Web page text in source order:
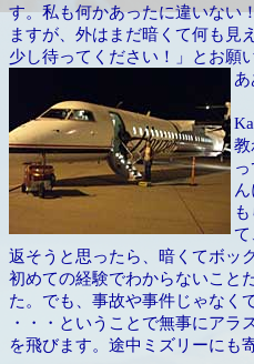
す。私も何かあったに違いない
ますが、外はまだ暗くて何も見
少し待ってください！」とお願
教
て
返そうと思ったら、暗くてボッ
初めての経験でわからないこと
た。でも、事故や事件じゃなく
・・・ということで無事にアラ
を飛びます。途中ミズリーにも